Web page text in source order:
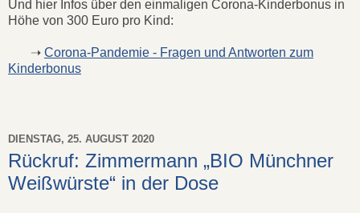
Und hier Infos über den einmaligen Corona-Kinderbonus in
Höhe von 300 Euro pro Kind:
➝ Corona-Pandemie - Fragen und Antworten zum
Kinderbonus
DIENSTAG, 25. AUGUST 2020
Rückruf: Zimmermann „BIO Münchner
Weißwürste“ in der Dose